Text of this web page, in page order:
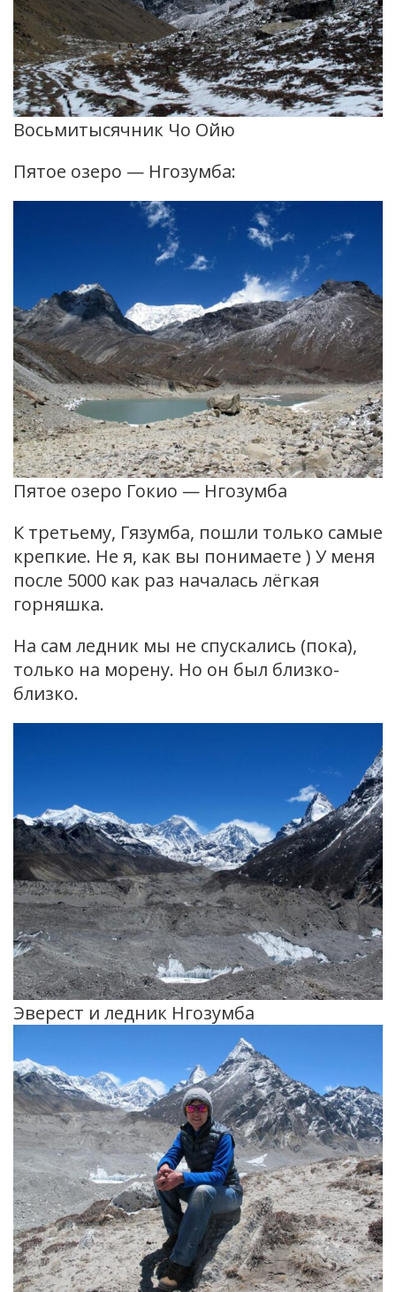
Восьмитысячник Чо Ойю
Пятое озеро — Нгозумба:
Пятое озеро Гокио — Нгозумба
К третьему, Гязумба, пошли только самые
крепкие. Не я, как вы понимаете ) У меня
после 5000 как раз началась лёгкая
горняшка.
На сам ледник мы не спускались (пока),
только на морену. Но он был близко-
близко.
Эверест и ледник Нгозумба